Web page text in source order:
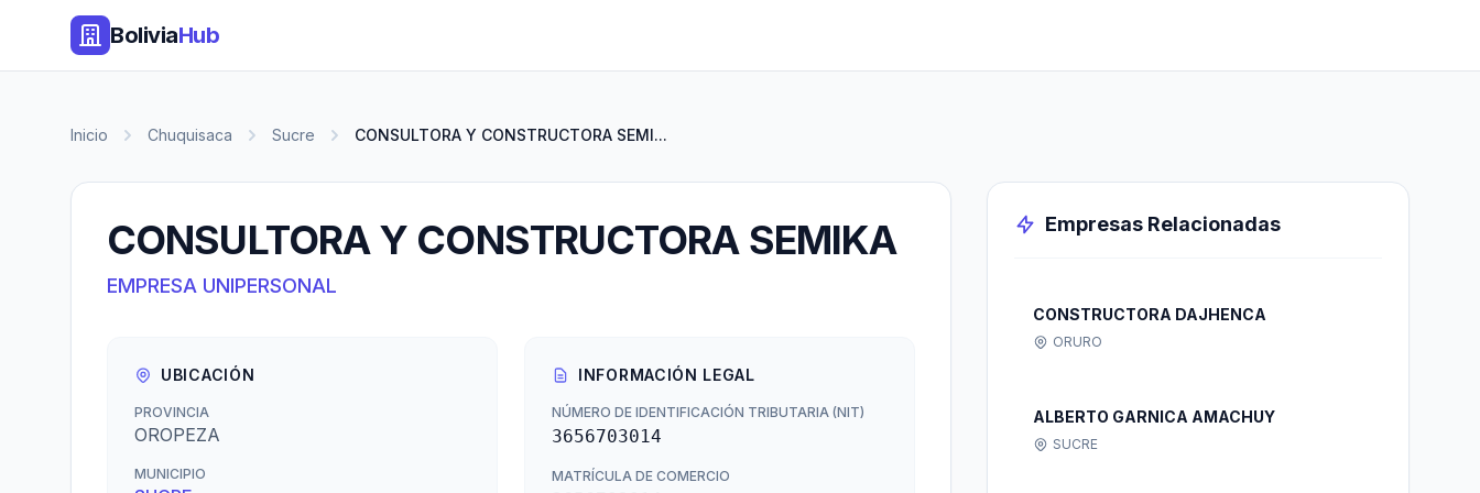
BoliviaHub
Inicio Chuquisaca Sucre CONSULTORA Y CONSTRUCTORA SEMI...
CONSULTORA Y CONSTRUCTORA SEMIKA
EMPRESA UNIPERSONAL
UBICACIÓN
PROVINCIA
OROPEZA
MUNICIPIO
INFORMACIÓN LEGAL
NÚMERO DE IDENTIFICACIÓN TRIBUTARIA (NIT)
3656703014
MATRÍCULA DE COMERCIO
Empresas Relacionadas
CONSTRUCTORA DAJHENCA
ORURO
ALBERTO GARNICA AMACHUY
SUCRE